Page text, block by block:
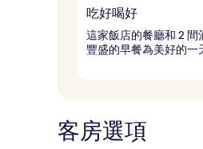
吃好喝好
這家飯店的餐廳和 2
豐盛的早餐為美好的一
客房選項